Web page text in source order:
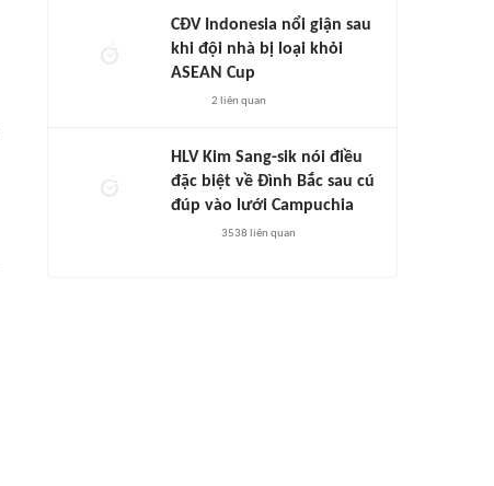
CĐV Indonesia nổi giận sau
khi đội nhà bị loại khỏi
ASEAN Cup
2 liên quan
HLV Kim Sang-sik nói điều
đặc biệt về Đình Bắc sau cú
đúp vào lưới Campuchia
3538 liên quan